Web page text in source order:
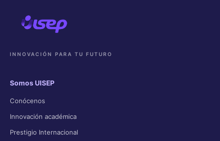
INNOVACIÓN PARA TU FUTURO
Somos UISEP
Conócenos
Innovación académica
Prestigio Internacional